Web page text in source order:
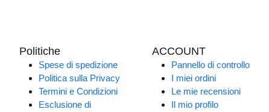
Politiche
Spese di spedizione
Politica sulla Privacy
Termini e Condizioni
Esclusione di
ACCOUNT
Pannello di controllo
I miei ordini
Le mie recensioni
Il mio profilo